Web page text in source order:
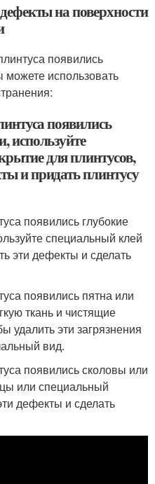
на поверхности
появились
использовать
появились
используйте
для плинтусов,
и придать плинтусу
появились глубокие
специальный клей
эти дефекты и сделать
появились пятна или
ткань и чистящие
удалить эти загрязнения
вид.
появились сколовы или
или специальный
дефекты и сделать